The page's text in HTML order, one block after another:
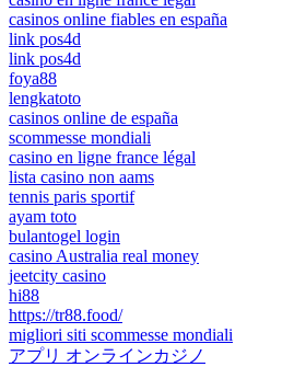
casinos online fiables en españa
link pos4d
link pos4d
foya88
lengkatoto
casinos online de españa
scommesse mondiali
casino en ligne france légal
lista casino non aams
tennis paris sportif
ayam toto
bulantogel login
casino Australia real money
jeetcity casino
hi88
https://tr88.food/
migliori siti scommesse mondiali
アプリ オンラインカジノ